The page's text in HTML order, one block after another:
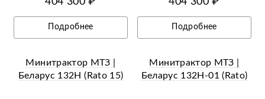
Подробнее Подробнее
Минитрактор МТЗ |
Беларус 132H (Rato 15)
Минитрактор МТЗ |
Беларус 132Н-01 (Rato)